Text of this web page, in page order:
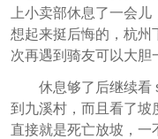
上小卖部休息了一会
想起来挺后悔的，杭州
次再遇到骑友可以大胆
休息够了后继续看
到九溪村，而且看了坡
直接就是死亡放坡，一